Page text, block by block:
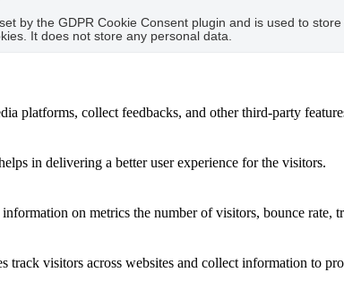
by the GDPR Cookie Consent plugin and is used to
It does not store any personal data.
platforms, collect feedbacks, and other third-party
in delivering a better user experience for the visitors.
on metrics the number of visitors, bounce rate,
visitors across websites and collect information to